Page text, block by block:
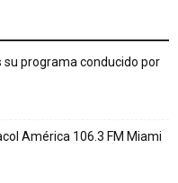
su programa conducido por
América 106.3 FM Miami